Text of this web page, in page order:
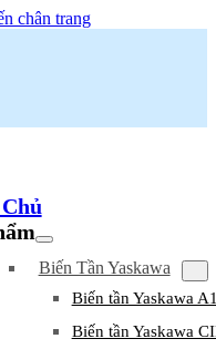
chân trang
Biến Tần Yaskawa
Biến tần Yaskawa
Biến tần Yaskawa